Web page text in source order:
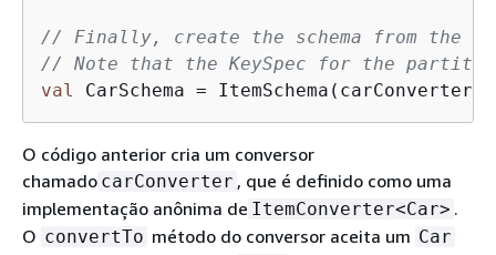
// Finally, create the schema from the
// Note that the KeySpec for the
val
CarSchema = ItemSchema(carConverter,
O código anterior cria um conversor
chamado carConverter , que é definido como uma
implementação anônima de ItemConverter<Car> .
O convertTo método do conversor aceita um Car